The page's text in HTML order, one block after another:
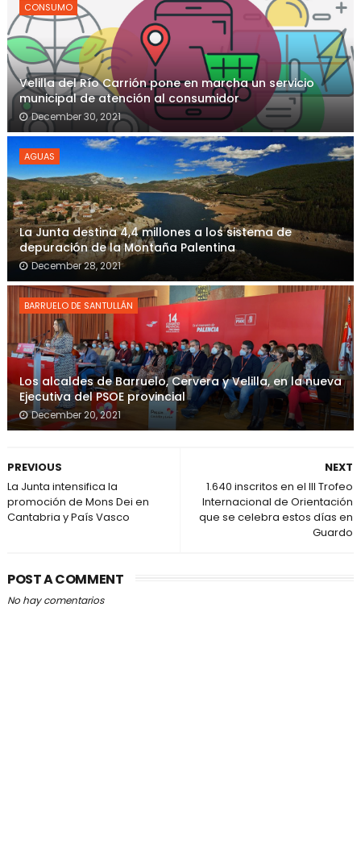
CONSUMO
Velilla del Río Carrión pone en marcha un servicio
municipal de atención al consumidor
December 30, 2021
AGUAS
La Junta destina 4,4 millones a los sistema de
depuración de la Montaña Palentina
December 28, 2021
BARRUELO DE SANTULLÁN
Los alcaldes de Barruelo, Cervera y Velilla, en la nueva
Ejecutiva del PSOE provincial
December 20, 2021
NEXT
1.640 inscritos en el III Trofeo
Internacional de Orientación
que se celebra estos días en
Guardo
PREVIOUS
La Junta intensifica la
promoción de Mons Dei en
Cantabria y País Vasco
POST A COMMENT
No hay comentarios